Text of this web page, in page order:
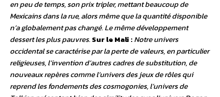
en peu de temps, son prix tripler, mettant beaucoup de
Mexicains dans la rue, alors même que la quantité disponible
n’a globalement pas changé. Le même développement
dessert les plus pauvres.Sur le Mali :Notre univers
occidental se caractérise par la perte de valeurs, en particulier
religieuses, l’invention d’autres cadres de substitution, de
nouveaux repères comme l’univers des jeux de rôles qui
reprend les fondements des cosmogonies, l’univers de